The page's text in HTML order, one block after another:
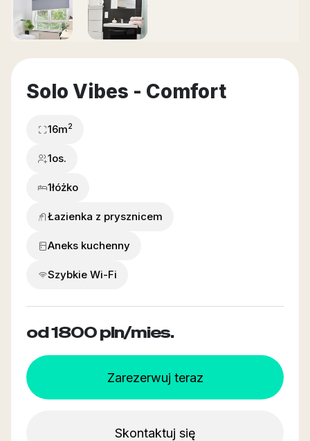
Solo Vibes - Comfort
16m2
1os.
1łóżko
Łazienka z prysznicem
Aneks kuchenny
Szybkie Wi-Fi
od 1800pln/mies.
Zarezerwuj teraz
Skontaktuj się